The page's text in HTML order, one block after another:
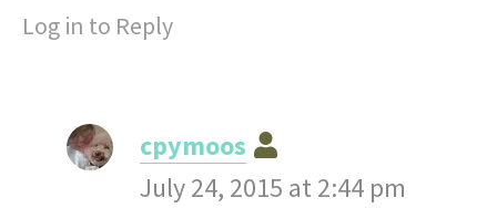
Log in to Reply
cpymoos
a
July 24, 2015 at 2:44 pm